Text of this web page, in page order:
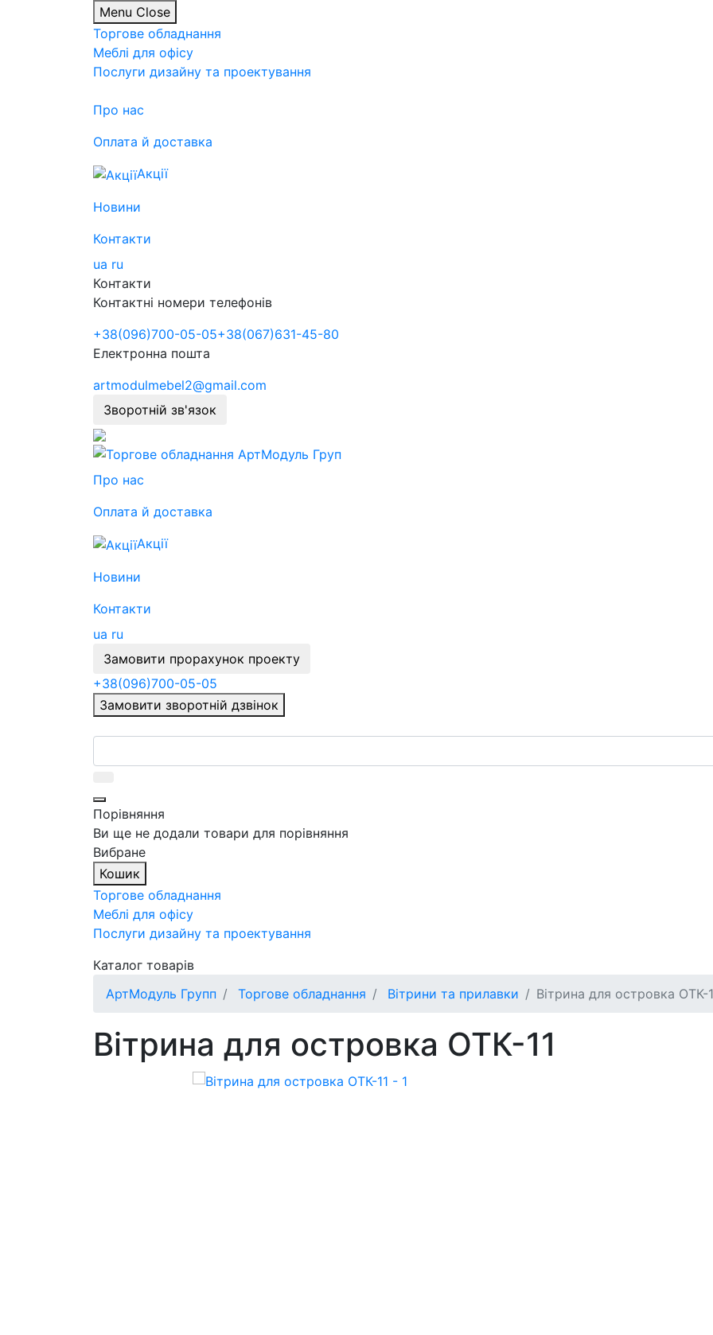
Menu Close
Торгове обладнання
Меблі для офісу
Послуги дизайну та проектування
Про нас
Оплата й доставка
Акції
Новини
Контакти
ua ru
Контакти
Контактні номери телефонів
+38(096)700-05-05+38(067)631-45-80
Електронна пошта
artmodulmebel2@gmail.com
Зворотній зв'язок
Про нас
Оплата й доставка
Акції
Новини
Контакти
ua ru
Замовити прорахунок проекту
+38(096)700-05-05
Замовити зворотній дзвінок
Порівняння
Ви ще не додали товари для порівняння
Вибране
Кошик
Торгове обладнання
Меблі для офісу
Послуги дизайну та проектування
Каталог товарів
АртМодуль Групп
Торгове обладнання Вітрини та прилавки Вітрина для островка ОТК-
Вітрина для островка ОТК-11